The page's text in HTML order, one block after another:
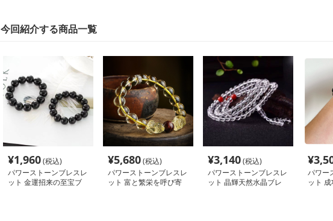
今回紹介する商品一覧
¥1,960(税込)
パワーストーンブレスレ
ット 金運招来の至宝ブ
¥5,680(税込)
パワーストーンブレスレ
ット 富と繁栄を呼び寄
¥3,140(税込)
パワーストーンブレスレ
ット 晶輝天然水晶ブレ
¥
パワー
ット